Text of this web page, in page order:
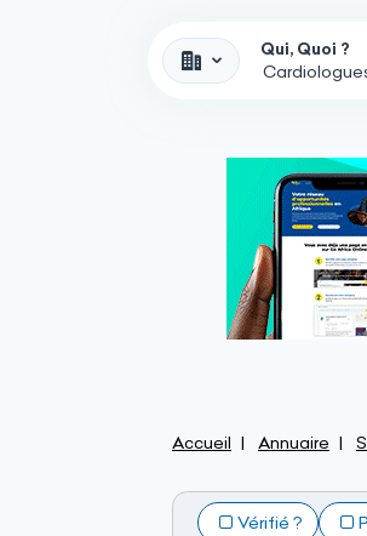
Qui, Quoi ?
Accueil Annuaire
Vérifié ?